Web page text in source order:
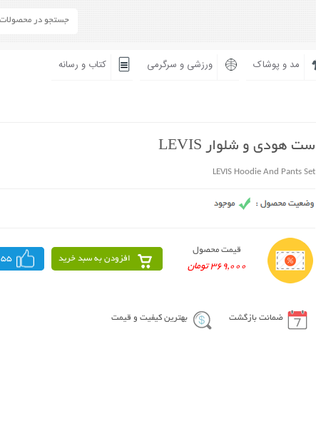
مد و پوشاک ورزشی و سرگرمی کتاب و رسانه
ست هودی و شلوار LEVIS
LEVIS Hoodie And Pants Set
قیمت محصول
369,000 تومان
افزودن به سبد خرید 55 نفر
ضمانت بازگشت بهترین کیفیت و قیمت